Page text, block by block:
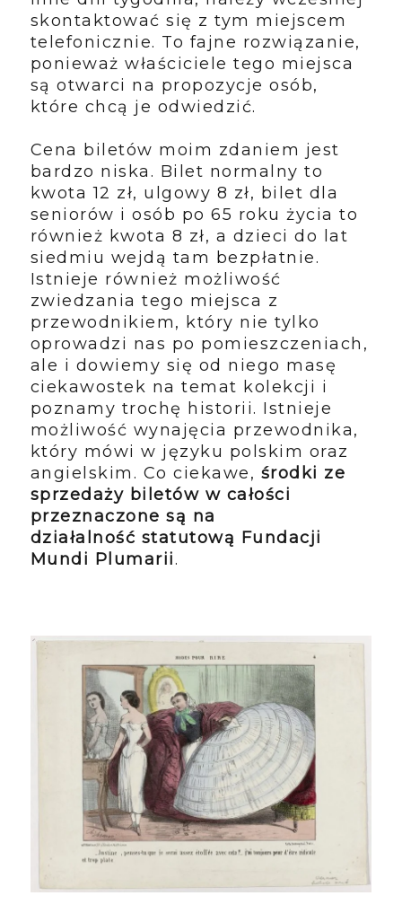
skontaktować się z tym miejscem
telefonicznie. To fajne rozwiązanie,
ponieważ właściciele tego miejsca
są otwarci na propozycje osób,
które chcą je odwiedzić.
Cena biletów moim zdaniem jest
bardzo niska. Bilet normalny to
kwota 12 zł, ulgowy 8 zł, bilet dla
seniorów i osób po 65 roku życia to
również kwota 8 zł, a dzieci do lat
siedmiu wejdą tam bezpłatnie.
Istnieje również możliwość
zwiedzania tego miejsca z
przewodnikiem, który nie tylko
oprowadzi nas po pomieszczeniach,
ale i dowiemy się od niego masę
ciekawostek na temat kolekcji i
poznamy trochę historii. Istnieje
możliwość wynajęcia przewodnika,
który mówi w języku polskim oraz
angielskim. Co ciekawe, środki ze
sprzedaży biletów w całości
przeznaczone są na
działalność statutową Fundacji
Mundi Plumarii.